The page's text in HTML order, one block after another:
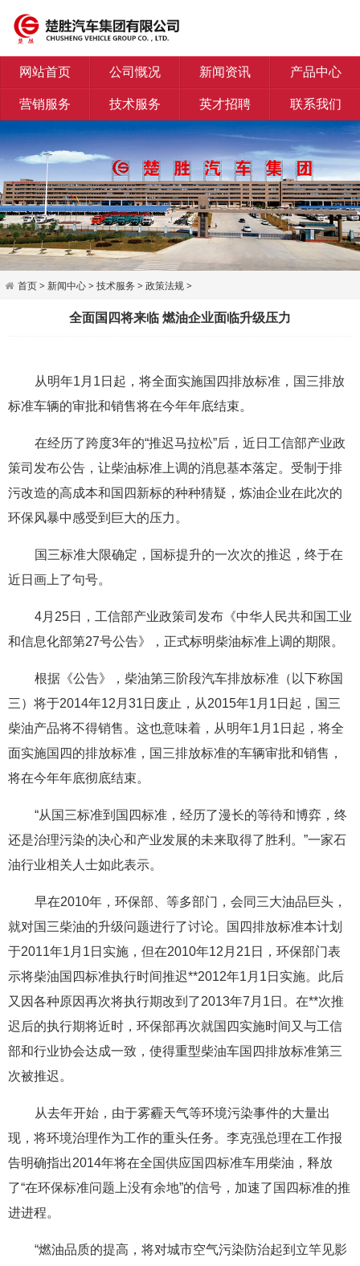
网站首页 公司慨况 新闻资讯
产品中心
营销服务
技术服务 英才招聘 联系我们
首页> 新闻中心>技术服务 >政策法规>
全面国四将来临 燃油企业面临升级压力
从明年1月1日起，将全面实施国四排放标准，国三排放
标准车辆的审批和销售将在今年年底结束。
在经历了跨度3年的“推迟马拉松”后，近日工信部产业政
策司发布公告，让柴油标准上调的消息基本落定。受制于排
污改造的高成本和国四新标的种种猜疑，炼油企业在此次的
环保风暴中感受到巨大的压力。
国三标准大限确定，国标提升的一次次的推迟，终于在
近日画上了句号。
4月25日，工信部产业政策司发布《中华人民共和国工业
和信息化部第27号公告》，正式标明柴油标准上调的期限。
根据《公告》，柴油第三阶段汽车排放标准（以下称国
三）将于2014年12月31日废止，从2015年1月1日起，国三
柴油产品将不得销售。这也意味着，从明年1月1日起，将全
面实施国四的排放标准，国三排放标准的车辆审批和销售，
将在今年年底彻底结束。
“从国三标准到国四标准，经历了漫长的等待和博弈，终
还是治理污染的决心和产业发展的未来取得了胜利。”一家石
油行业相关人士如此表示。
早在2010年，环保部、等多部门，会同三大油品巨头，
就对国三柴油的升级问题进行了讨论。国四排放标准本计划
于2011年1月1日实施，但在2010年12月21日，环保部门表
示将柴油国四标准执行时间推迟**2012年1月1日实施。此后
又因各种原因再次将执行期改到了2013年7月1日。在**次推
迟后的执行期将近时，环保部再次就国四实施时间又与工信
部和行业协会达成一致，使得重型柴油车国四排放标准第三
次被推迟。
从去年开始，由于雾霾天气等环境污染事件的大量出
现，将环境治理作为工作的重头任务。李克强总理在工作报
告明确指出2014年将在全国供应国四标准车用柴油，释放
了“在环保标准问题上没有余地”的信号，加速了国四标准的推
进进程。
“燃油品质的提高，将对城市空气污染防治起到立竿见影